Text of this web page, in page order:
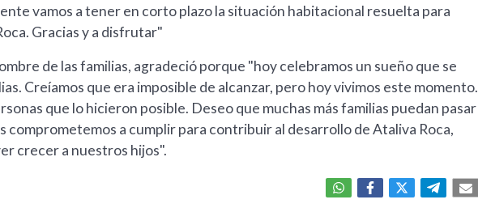
vamos a tener en corto plazo la situación habitacional resuelta para
Gracias y a disfrutar"
de las familias, agradeció porque "hoy celebramos un sueño que se
Creíamos que era imposible de alcanzar, pero hoy vivimos este momento.
que lo hicieron posible. Deseo que muchas más familias puedan pasar
comprometemos a cumplir para contribuir al desarrollo de Ataliva Roca,
crecer a nuestros hijos".